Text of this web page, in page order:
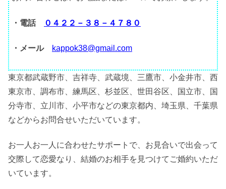
・電話 ０４２２－３８－４７８０
・メール kappok38@gmail.com
東京都武蔵野市、吉祥寺、武蔵境、三鷹市、小金井市、西
東京市、調布市、練馬区、杉並区、世田谷区、国立市、国
分寺市、立川市、小平市などの東京都内、埼玉県、千葉県
などからお問合せいただいています。
お一人お一人に合わせたサポートで、お見合いで出会って
交際して恋愛なり、結婚のお相手を見つけてご婚約いただ
いています。